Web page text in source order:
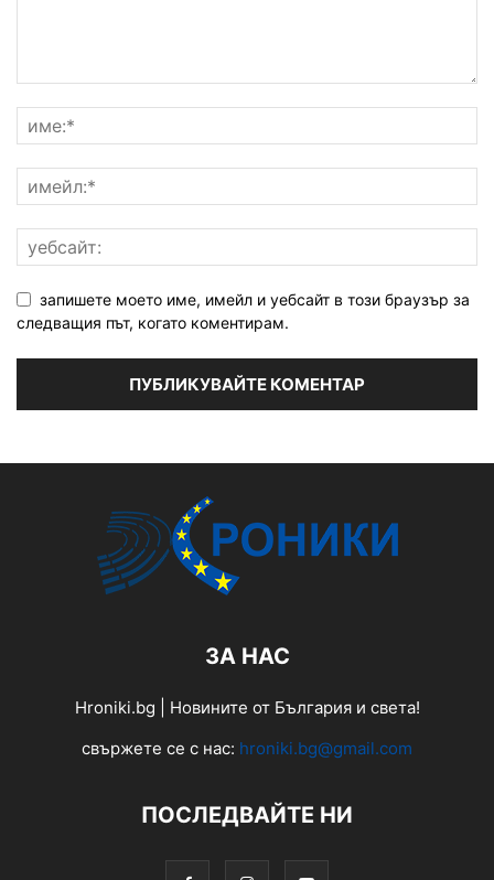
запишете моето име, имейл и уебсайт в този браузър за
следващия път, когато коментирам.
ЗА НАС
Hroniki.bg | Новините от България и света!
свържете се с нас: hroniki.bg@gmail.com
ПОСЛЕДВАЙТЕ НИ